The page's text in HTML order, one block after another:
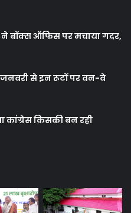
बॉक्स ऑफिस पर मचाया गदर,
जनवरी से इन रूटों पर वन-वे
कांग्रेस किसकी बन रही